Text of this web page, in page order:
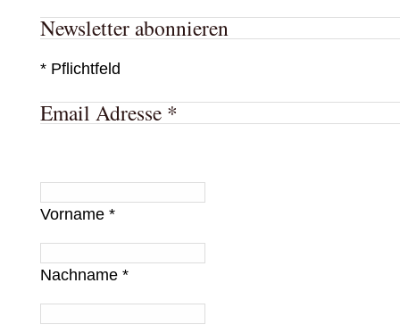
Newsletter abonnieren
* Pflichtfeld
Email Adresse*
Vorname *
Nachname *